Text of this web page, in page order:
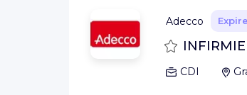
Adecco
Sauvegarder
CDI